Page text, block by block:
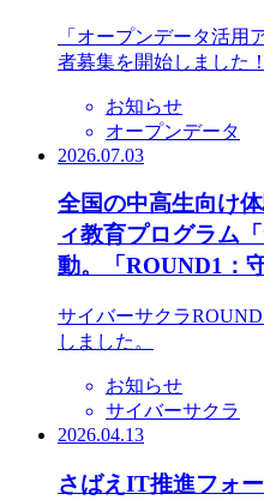
「オープンデータ活用
者募集を開始しました！
お知らせ
オープンデータ
2026.07.03
全国の中高生向け
ィ教育プログラム
動。「ROUND1：
サイバーサクラ
しました。
お知らせ
サイバーサクラ
2026.04.13
さばえIT推進フォ